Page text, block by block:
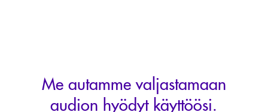
Me autamme valjastamaan
audion hyödyt käyttöösi.